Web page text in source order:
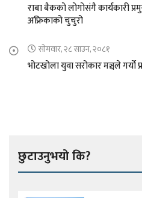
राबा बैकको लोगोसंगै कार्यकारी
अफ्रिकाको चुचुरो
सोमवार, २८ साउन, २०८१
भोटखोला युवा सरोकार मञ्चले गर्यो
छुटाउनुभयो कि?